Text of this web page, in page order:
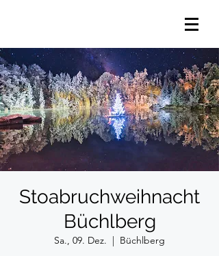
Stoabruchweihnacht
Büchlberg
Sa., 09. Dez.
  |
Büchlberg